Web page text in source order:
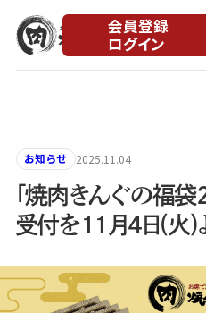
会員登録
ログイン
お知らせ 2025.11.04
「焼肉きんぐの福袋
受付を11月4日(火)